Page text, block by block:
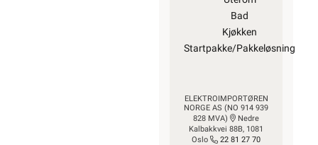
Bad
Kjøkken
Startpakke/Pakkeløsning
ELEKTROIMPORTØREN
NORGE AS (NO 914 939
828 MVA)
Nedre
Kalbakkvei 88B, 1081
Oslo
22 81 27 70